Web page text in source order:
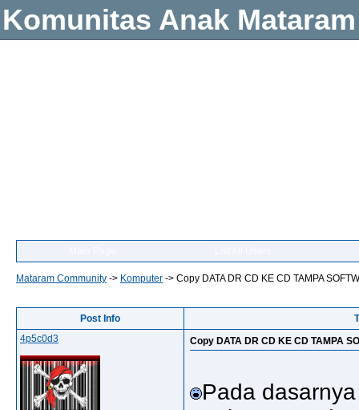
Komunitas Anak Mataram
Mataram Community -> Komputer -> Copy DATA DR CD KE CD TAMPA
Post Info
4p5c0d3
Copy DATA DR CD KE CD TAMPA
Pada